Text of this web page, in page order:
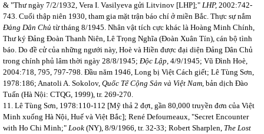
& "Thư ngày 7/2/1932, Vera I. Vasilyeva gửi Litvinov [LHP];" LHP, 2002:742-
743. Cuối thập niên 1930, tham gia mặt trận báo chí ở miền Bắc. Thực sự nắm
Đảng Dân Chủ từ tháng 8/1945. Nhân vật tích cực khác là Hoàng Minh Chính,
Thư ký Đảng Đoàn Thanh Niên, Lê Trọng Nghĩa (Đoàn Xuân Tín), cán bộ tình
báo. Do đề cử của những ngưới này, Hoè và Hiền được đại diện Đảng Dân Chủ
trong chính phủ lâm thời ngày 28/8/1945; Độc Lập, 4/9/1945; Vũ Đình Hoè,
2004:718, 795, 797-798. Đầu năm 1946, Long bị Việt Cách giết; Lê Tùng Sơn,
1978:186; Anatoli A. Sokolov, Quốc Tế Cộng Sản và Việt Nam, bản dịch Đào
Tuấn (Hà Nội: CTQG, 1999), tr. 269-270.
11. Lê Tùng Sơn, 1978:110-112 [Mỹ thả 2 đợt, gần 80,000 truyền đơn của Việt
Minh xuống Hà Nội, Huế và Việt Bắc]; René Defourneaux, "Secret Encounter
with Ho Chi Minh;" Look (NY), 8/9/1966, tr. 32-33; Robert Sharplen, The Lost